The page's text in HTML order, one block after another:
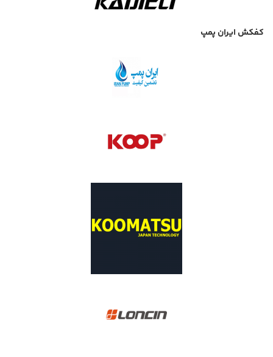
کفکش ایران پمپ